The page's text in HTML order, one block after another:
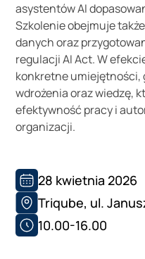
asystentów AI
Szkolenie obejmuje
danych oraz
regulacji AI Act. W
konkretne umiejętności,
wdrożenia oraz wiedzę,
efektywność pracy i
organizacji.
28 kwietnia 2026
Triqube, ul.
10.00-16.00